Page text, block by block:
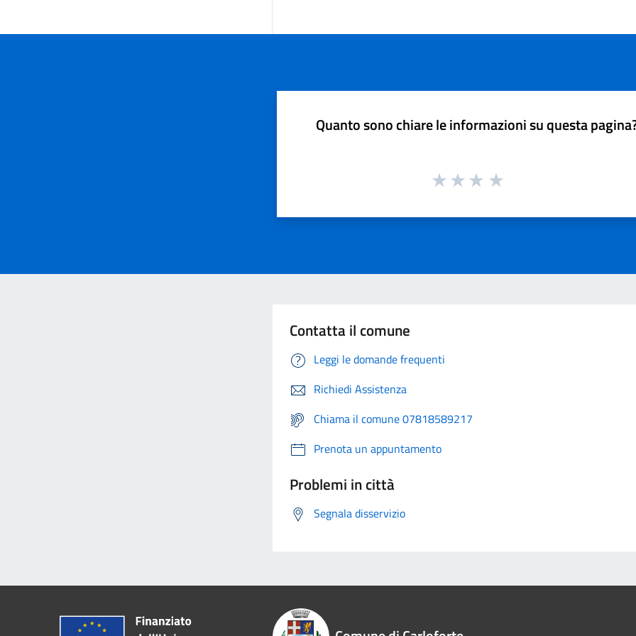
Quanto sono chiare le informazioni su questa
Contatta il comune
Leggi le domande frequenti
Richiedi Assistenza
Chiama il comune 07818589217
Prenota un appuntamento
Problemi in città
Segnala disservizio